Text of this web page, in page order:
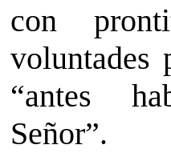
con
voluntades
“antes
Señor”.